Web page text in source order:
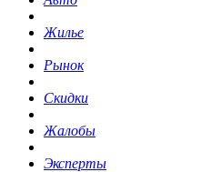
Жилье
Рынок
Скидки
Жалобы
Эксперты